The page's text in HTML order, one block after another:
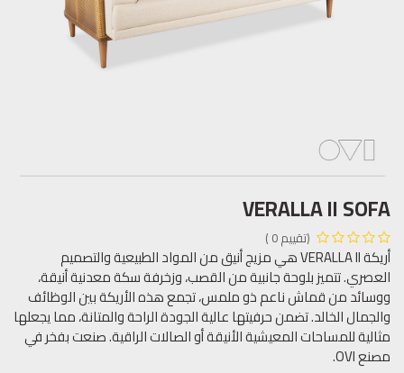
VERALLA II SOFA
(تقييم 0 )
أريكة VERALLA II هي مزيج أنيق من المواد الطبيعية والتصميم
العصري. تتميز بلوحة جانبية من القصب، وزخرفة سكة معدنية أنيقة،
ووسائد من قماش ناعم ذو ملمس، تجمع هذه الأريكة بين الوظائف
والجمال الخالد. تضمن حرفيتها عالية الجودة الراحة والمتانة، مما يجعلها
مثالية للمساحات المعيشية الأنيقة أو الصالات الراقية. صنعت بفخر في
مصنع OVI.